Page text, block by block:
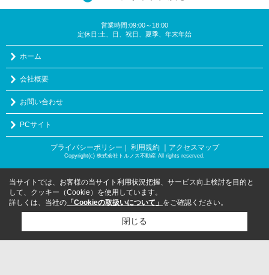
営業時間:09:00～18:00
定休日:土、日、祝日、夏季、年末年始
ホーム
会社概要
お問い合わせ
PCサイト
プライバシーポリシー 利用規約 ｜アクセスマップ
Copyright(c) 株式会社トルノス不動産 All rights reserved.
当サイトでは、お客様の当サイト利用状況把握、サービス向上検討を目的と
して、クッキー（Cookie）を使用しています。
詳しくは、当社の 「Cookieの取扱いについて」 をご確認ください。
閉じる